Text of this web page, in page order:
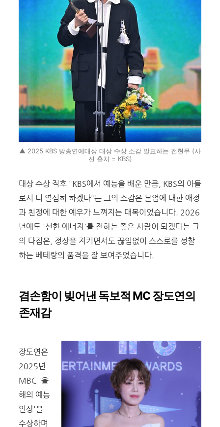
▲ 2025 KBS 방송연예대상 대상 수상 소감 발표하는 전현무 (사
진 출처 = KBS)
대상 수상 직후 "KBS에서 예능을 배운 만큼, KBS의 아들
로서 더 열심히 하겠다"는 그의 소감은 본업에 대한 애정
과 친정에 대한 예우가 느껴지는 대목이었습니다. 2026
년에도 '선한 에너지'를 전하는 좋은 사람이 되겠다는 그
의 다짐은, 정상을 지키면서도 끊임없이 스스로를 성찰
하는 베테랑의 품격을 잘 보여주었습니다.
겸손함이 빚어낸 독보적 MC장도연의
존재감
장도연은
2025년
MBC '올
해의 예능
인상'을
수상하며